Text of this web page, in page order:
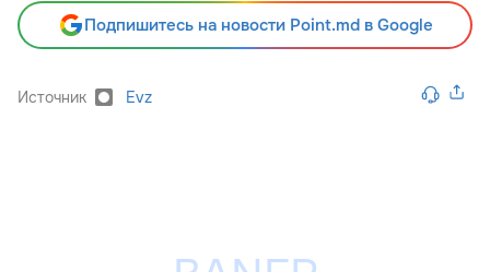
Подпишитесь на новости Point.md в Google
Источник Evz